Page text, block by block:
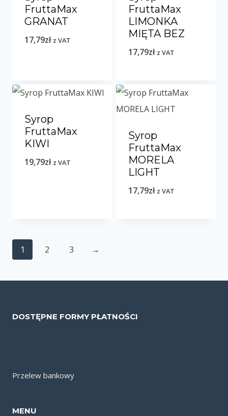
FruttaMax
GRANAT
17,79zł z VAT
FruttaMax
LIMONKA
MIĘTA BEZ
17,79zł z VAT
Syrop
FruttaMax
KIWI
19,79zł z VAT
Syrop
FruttaMax
MORELA
LIGHT
17,79zł z VAT
1 2 3 →
DOSTĘPNE FORMY PŁATNOŚCI
Przelew bankowy
MENU